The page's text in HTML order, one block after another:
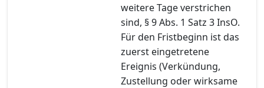
weitere Tage verstrichen
sind, § 9 Abs. 1 Satz 3 InsO.
Für den Fristbeginn ist das
zuerst eingetretene
Ereignis (Verkündung,
Zustellung oder wirksame